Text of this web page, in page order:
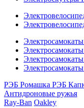
РЭБ Ромашка РЭБ
Антидроновые ружья
Ray-Ban Oakley